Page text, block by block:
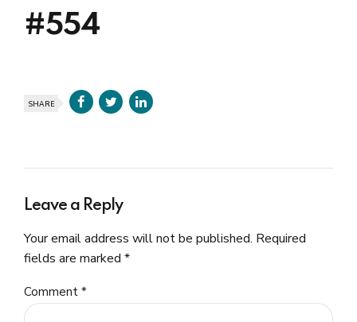
#554
SHARE
Leave a Reply
Your email address will not be published. Required
fields are marked *
Comment *